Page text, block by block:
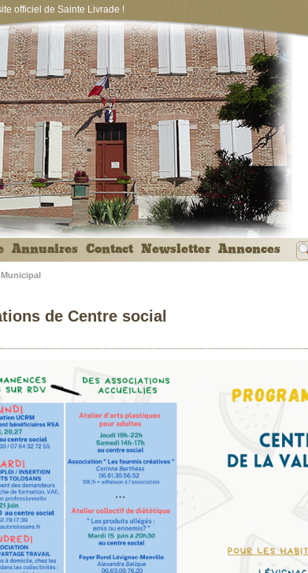
officiel de Sainte Livrade !
Annuaires Contact Newsletter Annonces
de Centre social